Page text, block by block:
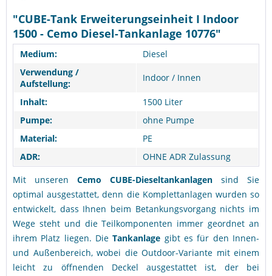
"CUBE-Tank Erweiterungseinheit I Indoor
1500 - Cemo Diesel-Tankanlage 10776"
Medium:
Diesel
Verwendung /
Aufstellung:
Indoor / Innen
Inhalt:
1500 Liter
Pumpe:
ohne Pumpe
Material:
PE
ADR:
OHNE ADR Zulassung
Mit unseren Cemo CUBE-Dieseltankanlagen sind Sie
optimal ausgestattet, denn die Komplettanlagen wurden so
entwickelt, dass Ihnen beim Betankungsvorgang nichts im
Wege steht und die Teilkomponenten immer geordnet an
ihrem Platz liegen. DieTankanlage gibt es für den Innen-
und Außenbereich, wobei die Outdoor-Variante mit einem
leicht zu öffnenden Deckel ausgestattet ist, der bei